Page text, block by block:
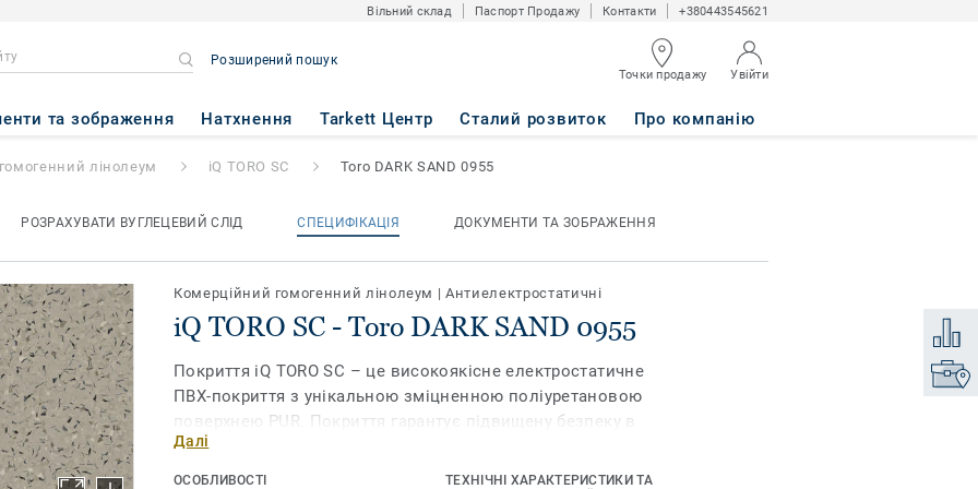
Вільний склад Паспорт Продажу Контакти +380443545621
Розширений пошук
Точки продажу Увійти
та зображення Натхнення Tarkett Центр Сталий розвиток Про компанію
DARK SAND 0955
лінолеум iQ TORO SC Toro DARK SAND 0955
РОЗРАХУВАТИ ВУГЛЕЦЕВИЙ СЛІД СПЕЦИФІКАЦІЯ ДОКУМЕНТИ ТА ЗОБРАЖЕННЯ
Комерційний гомогенний лінолеум |Антиелектростатичні
iQ TORO SC - Toro DARK SAND 0955
Покриття iQ TORO SC – це високоякісне електростатичне
ПВХ-покриття з унікальною зміцненною поліуретановою
поверхнею PUR. Покриття гарантує підвищену безпеку в
приміщеннях з високоточним електронним обладнанням: в
операційних, лабораторіях і серверних кімнатах,
Далі
ОСОБЛИВОСТІ
ТЕХНІЧНІ ХАРАКТЕРИСТИКИ ТА